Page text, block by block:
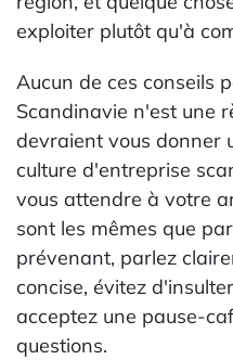
exploiter plutôt qu'à
Aucun de ces conseils
Scandinavie n'est une
devraient vous donner
culture d'entreprise
vous attendre à votre
sont les mêmes que
prévenant, parlez
concise, évitez
acceptez une pause-
questions.